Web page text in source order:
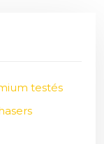
testés